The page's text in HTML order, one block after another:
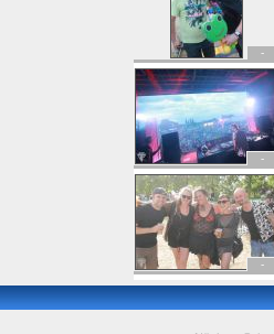
-
-
-